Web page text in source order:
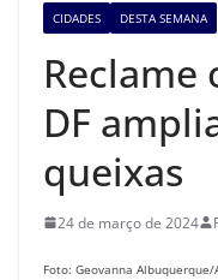
CIDADES DESTA SEMANA
Reclame
DF
queixas
24 de março de 2024
Foto: Geovanna